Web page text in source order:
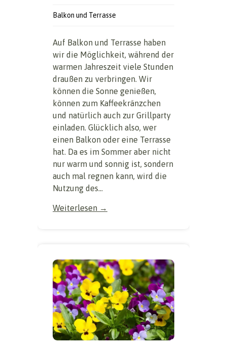
Balkon und Terrasse
Auf Balkon und Terrasse haben
wir die Möglichkeit, während der
warmen Jahreszeit viele Stunden
draußen zu verbringen. Wir
können die Sonne genießen,
können zum Kaffeekränzchen
und natürlich auch zur Grillparty
einladen. Glücklich also, wer
einen Balkon oder eine Terrasse
hat. Da es im Sommer aber nicht
nur warm und sonnig ist, sondern
auch mal regnen kann, wird die
Nutzung des...
Weiterlesen →